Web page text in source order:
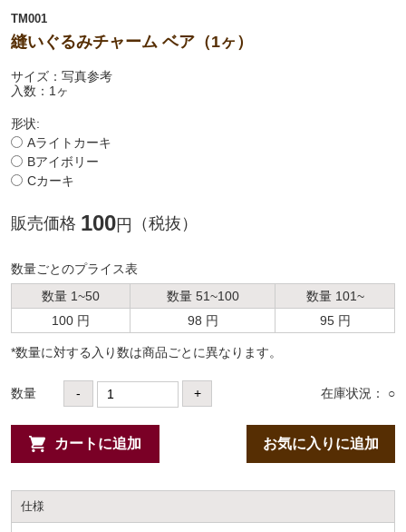
TM001
縫いぐるみチャーム ベア（1ヶ）
サイズ：写真参考
入数：1ヶ
形状:
Aライトカーキ
Bアイボリー
Cカーキ
販売価格 100円 （税抜）
数量ごとのプライス表
数量 1~50
数量 51~100
数量 101~
100 円
98 円 95 円
*数量に対する⼊り数は商品ごとに異なります。
数量 - + 在庫状況： ○
カートに追加 お気に入りに追加
仕様